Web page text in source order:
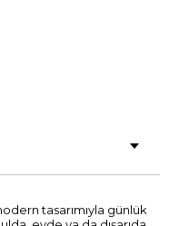
tasarımıyla günlük